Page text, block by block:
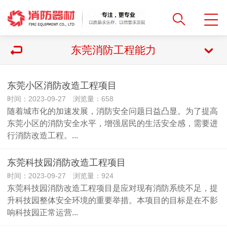
东莞消防工程能力
东莞小区消防改造工程项目
时间：2023-09-27 浏览量：658
随着城市化的加速发展，消防安全问题日益凸显。为了提高
东莞小区的消防安全水平，增强居民的生活安全感，需要进
行消防改造工程。...
东莞科技园消防改造工程项目
时间：2023-09-27 浏览量：924
东莞科技园消防改造工程项目是应对现有消防系统不足，提
升科技园整体安全环境的重要举措。本项目的目标是在不影
响科技园正常运营...